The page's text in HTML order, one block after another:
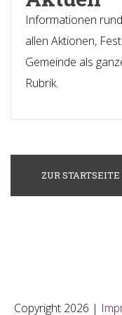
Informationen
allen Aktionen,
Gemeinde als
Rubrik.
ZUR STARTSEITE
Copyright 2026 |